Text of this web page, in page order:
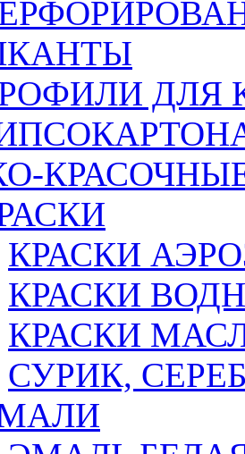
ДЛЯ
КРАСКИ
КРАСКИ
КРАСКИ
СУРИК,